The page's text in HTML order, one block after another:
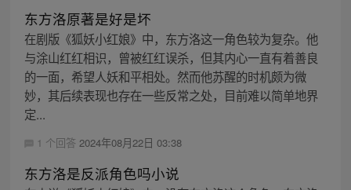
东方洛原著是好是坏
在剧版《狐妖小红娘》中，东方洛这一角色较为复杂。他
与涂山红红相识，曾被红红误杀，但其内心一直有着善良
的一面，希望人妖和平相处。然而他苏醒的时机颇为微
妙，其后续表现也存在一些反常之处，目前难以简单地界
定...
1 个回答 2024年08月22日 03:38
东方洛是反派角色吗小说